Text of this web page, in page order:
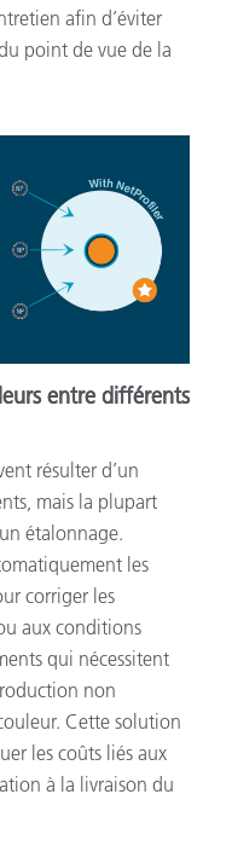
afin d’éviter
point de vue de la
entre différents
résulter d’un
mais la plupart
étalonnage.
les
corriger les
aux conditions
qui nécessitent
non
Cette solution
les coûts liés aux
à la livraison du